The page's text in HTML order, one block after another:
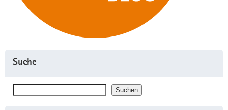
Suche
Suchen